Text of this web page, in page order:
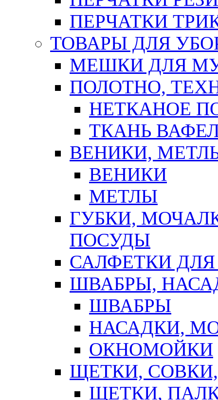
ПЕРЧАТКИ
ТОВАРЫ ДЛЯ
МЕШКИ ДЛЯ
ПОЛОТНО,
НЕТКАНОЕ
ТКАНЬ
ВЕНИКИ,
ВЕНИКИ
МЕТЛЫ
ГУБКИ,
ПОСУДЫ
САЛФЕТКИ
ШВАБРЫ,
ШВАБРЫ
НАСАДКИ,
ОКНОМОЙКИ
ЩЕТКИ,
ЩЕТКИ,